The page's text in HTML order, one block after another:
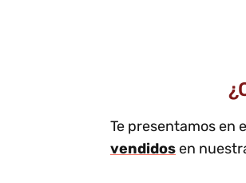
Te presentamos en
vendidosen